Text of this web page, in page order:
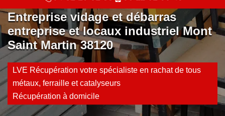
Entreprise vidage et débarras
entreprise et locaux industriel Mont
Saint Martin 38120
LVE Récupération votre spécialiste en rachat de tous
métaux, ferraille et catalyseurs
Récupération à domicile